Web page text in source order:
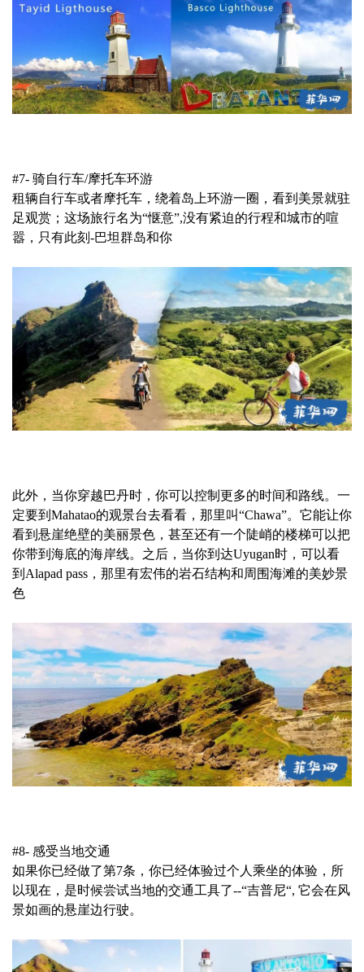
#7- 骑自行车/摩托车环游
租辆自行车或者摩托车，绕着岛上环游一圈，看到美景就驻
足观赏；这场旅行名为“惬意”,没有紧迫的行程和城市的喧
嚣，只有此刻-巴坦群岛和你
此外，当你穿越巴丹时，你可以控制更多的时间和路线。一
定要到Mahatao的观景台去看看，那里叫“Chawa”。它能让你
看到悬崖绝壁的美丽景色，甚至还有一个陡峭的楼梯可以把
你带到海底的海岸线。之后，当你到达Uyugan时，可以看
到Alapad pass，那里有宏伟的岩石结构和周围海滩的美妙景
色
#8- 感受当地交通
如果你已经做了第7条，你已经体验过个人乘坐的体验，所
以现在，是时候尝试当地的交通工具了--“吉普尼“, 它会在风
景如画的悬崖边行驶。